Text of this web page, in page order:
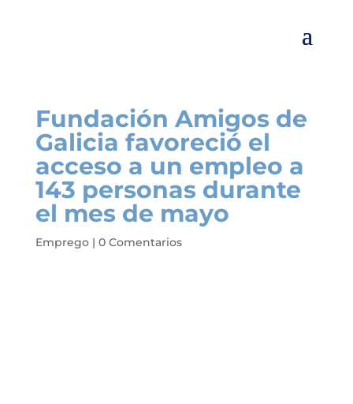
Fundación Amigos de
Galicia favoreció el
acceso a un empleo a
143 personas durante
el mes de mayo
Emprego| 0 Comentarios